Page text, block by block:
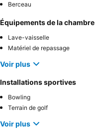
Berceau
Équipements de la chambre
Lave-vaisselle
Matériel de repassage
Voir plus
Installations sportives
Bowling
Terrain de golf
Voir plus